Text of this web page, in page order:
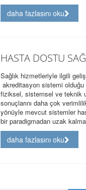
daha fazlasını oku
HASTA DOSTU
Sağlık hizmetleriyle ilgili
akreditasyon sistemi
fiziksel, sistemsel ve teknik
sonuçlarını daha çok
yönüyle mevcut sistemler
bir paradigmadan uzak
daha fazlasını oku